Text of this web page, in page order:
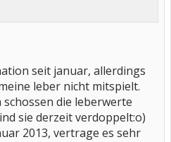
seit januar, allerdings
leber nicht mitspielt.
die leberwerte
sie derzeit verdoppelt:o)
2013, vertrage es sehr